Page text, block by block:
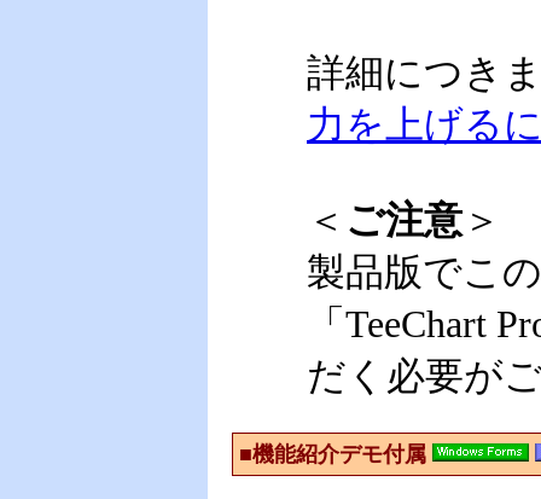
詳細につき
力を上げる
＜ ご注意 ＞
製品版でこ
「TeeChart
だく必要が
■機能紹介デモ付属